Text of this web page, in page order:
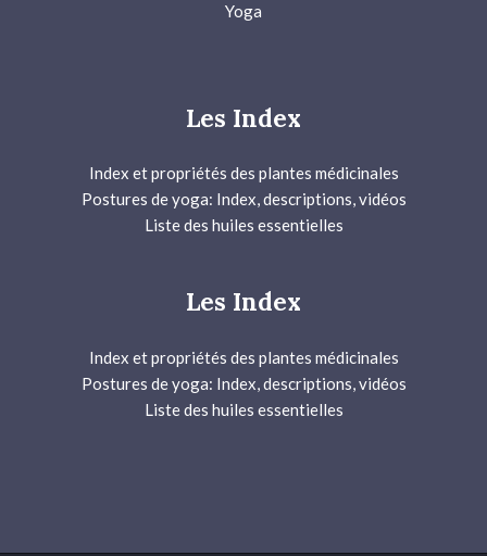
Yoga
Les Index
Index et propriétés des plantes médicinales
Postures de yoga: Index, descriptions, vidéos
Liste des huiles essentielles
Les Index
Index et propriétés des plantes médicinales
Postures de yoga: Index, descriptions, vidéos
Liste des huiles essentielles